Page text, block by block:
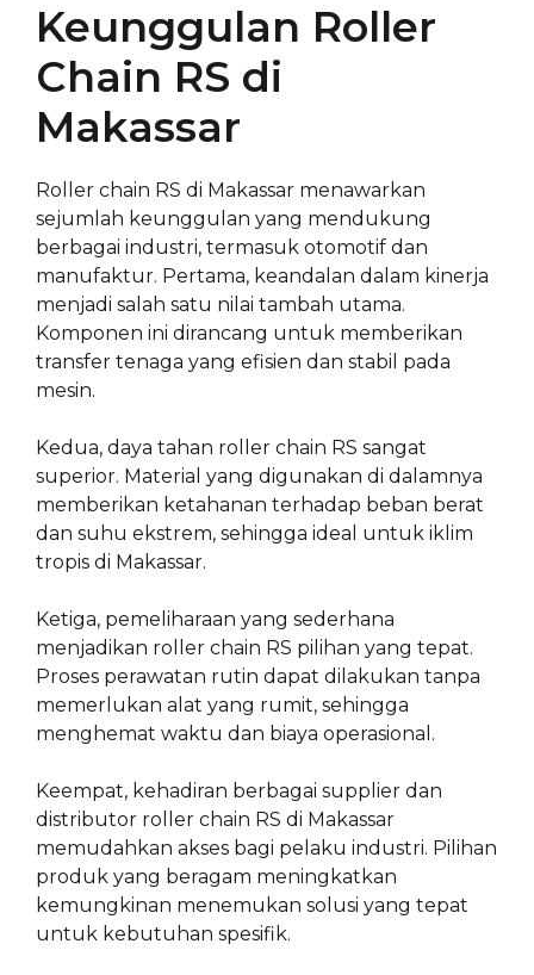
Keunggulan Roller
Chain RS di
Makassar
Roller chain RS di Makassar menawarkan
sejumlah keunggulan yang mendukung
berbagai industri, termasuk otomotif dan
manufaktur. Pertama, keandalan dalam kinerja
menjadi salah satu nilai tambah utama.
Komponen ini dirancang untuk memberikan
transfer tenaga yang efisien dan stabil pada
mesin.
Kedua, daya tahan roller chain RS sangat
superior. Material yang digunakan di dalamnya
memberikan ketahanan terhadap beban berat
dan suhu ekstrem, sehingga ideal untuk iklim
tropis di Makassar.
Ketiga, pemeliharaan yang sederhana
menjadikan roller chain RS pilihan yang tepat.
Proses perawatan rutin dapat dilakukan tanpa
memerlukan alat yang rumit, sehingga
menghemat waktu dan biaya operasional.
Keempat, kehadiran berbagai supplier dan
distributor roller chain RS di Makassar
memudahkan akses bagi pelaku industri. Pilihan
produk yang beragam meningkatkan
kemungkinan menemukan solusi yang tepat
untuk kebutuhan spesifik.